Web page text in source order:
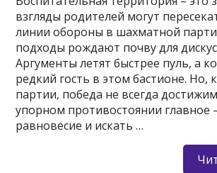
взгляды родителей могут
линии обороны в шахматной
подходы рождают почву для
Аргументы летят быстрее пуль, а
редкий гость в этом бастионе. Но,
партии, победа не всегда
упорном противостоянии главное
равновесие и искать …